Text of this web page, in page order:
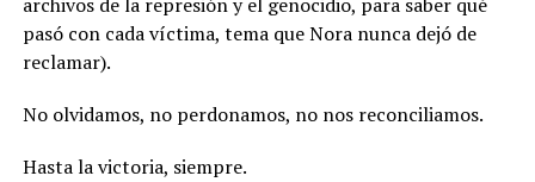
pasó con cada víctima, tema que Nora nunca dejó de
reclamar).
No olvidamos, no perdonamos, no nos reconciliamos.
Hasta la victoria, siempre.